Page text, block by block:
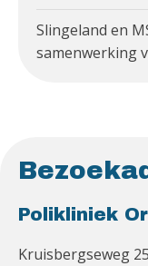
Slingeland en
samenwerking
Polikliniek
Kruisbergseweg 25